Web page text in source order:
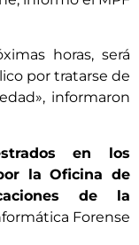
horas, será
por tratarse de
informaron
en los
la Oficina de
de la
Forense